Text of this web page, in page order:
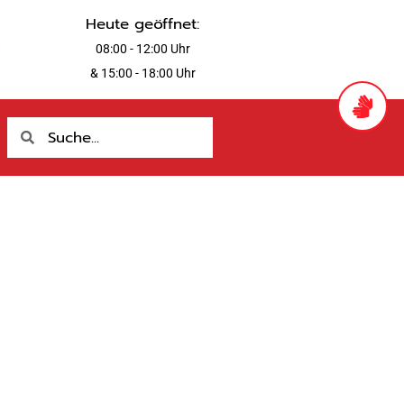
Heute geöffnet:
08:00 - 12:00 Uhr
& 15:00 - 18:00 Uhr
Suche